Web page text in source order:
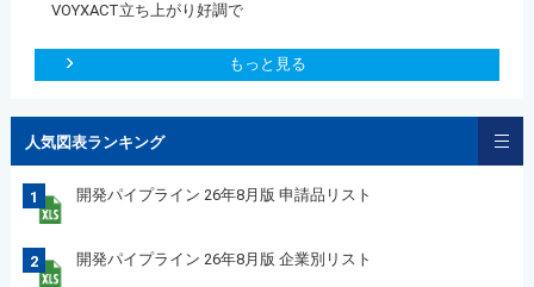
VOYXACT立ち上がり好調で
もっと見る
人気図表ランキング
1 開発パイプライン 26年8月版 申請品リスト
2 開発パイプライン 26年8月版 企業別リスト